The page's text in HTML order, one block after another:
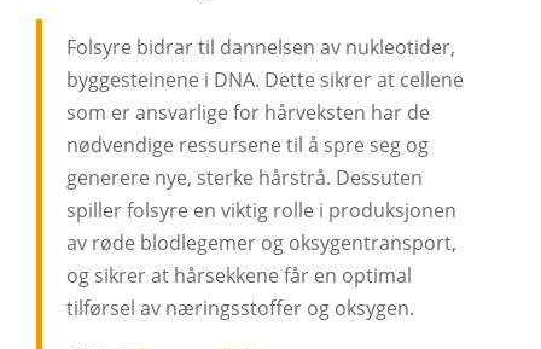
Folsyre bidrar til dannelsen av nukleotider,
byggesteinene i DNA. Dette sikrer at cellene
som er ansvarlige for hårveksten har de
nødvendige ressursene til å spre seg og
generere nye, sterke hårstrå. Dessuten
spiller folsyre en viktig rolle i produksjonen
av røde blodlegemer og oksygentransport,
og sikrer at hårsekkene får en optimal
tilførsel av næringsstoffer og oksygen.